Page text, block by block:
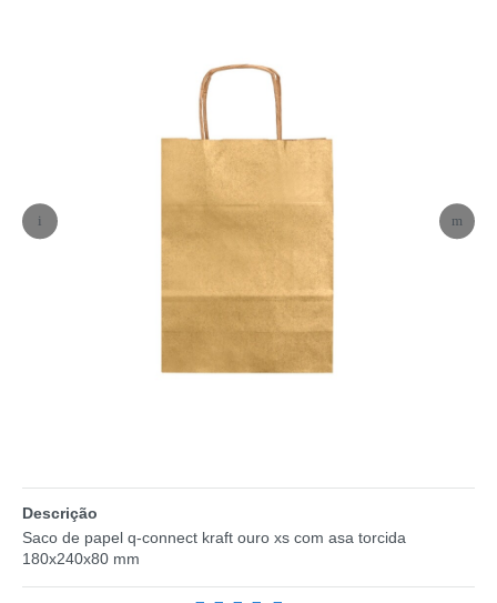
Descrição
Saco de papel q-connect kraft ouro xs com asa torcida
180x240x80 mm